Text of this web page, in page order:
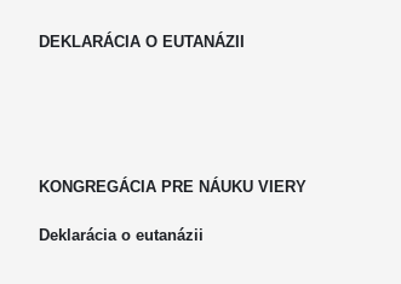
DEKLARÁCIA O EUTANÁZII
KONGREGÁCIA PRE NÁUKU VIERY
Deklarácia o eutanázii